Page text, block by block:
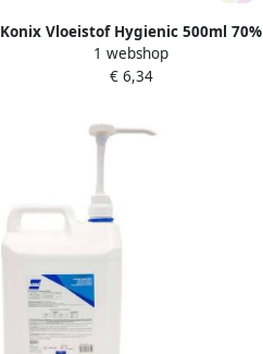
Konix Vloeistof Hygienic 500ml 70%
alcohol incl pomp
1 webshop
€ 6,34